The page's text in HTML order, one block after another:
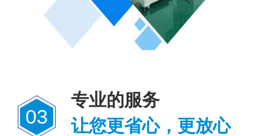
03
专业的服务
让您更省心，更放心